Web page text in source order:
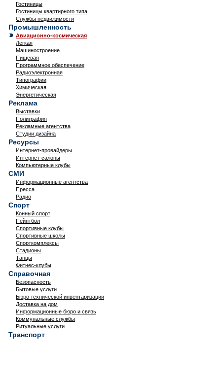
Гостиницы
Гостиницы квартирного типа
Службы недвижимости
Промышленность
Авиационно-космическая
Легкая
Машиностроение
Пищевая
Программное обеспечение
Радиоэлектронная
Типографии
Химическая
Энергетическая
Реклама
Выставки
Полиграфия
Рекламные агентства
Студии дизайна
Ресурсы
Интернет-провайдеры
Интернет-салоны
Компьютерные клубы
СМИ
Информационные агентства
Пресса
Радио
Спорт
Конный спорт
Пейнтбол
Спортивные клубы
Спортивные школы
Спорткомплексы
Стадионы
Танцы
Фитнес-клубы
Справочная
Безопасность
Бытовые услуги
Бюро технической инвентаризации
Доставка на дом
Информационные бюро и связь
Коммунальные службы
Ритуальные услуги
Транспорт